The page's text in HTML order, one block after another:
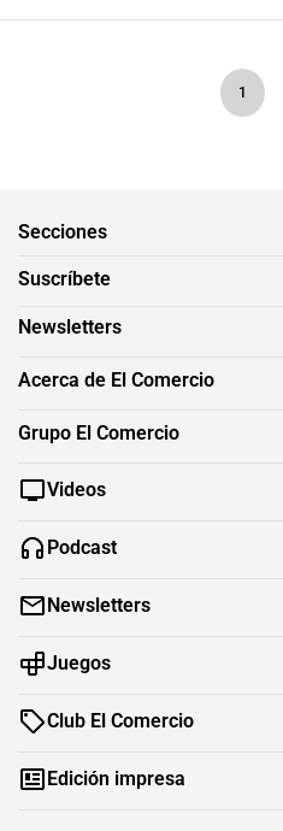
1
Secciones
Suscríbete
Newsletters
Acerca de El Comercio
Grupo El Comercio
Videos
Podcast
Newsletters
Juegos
Club El Comercio
Edición impresa